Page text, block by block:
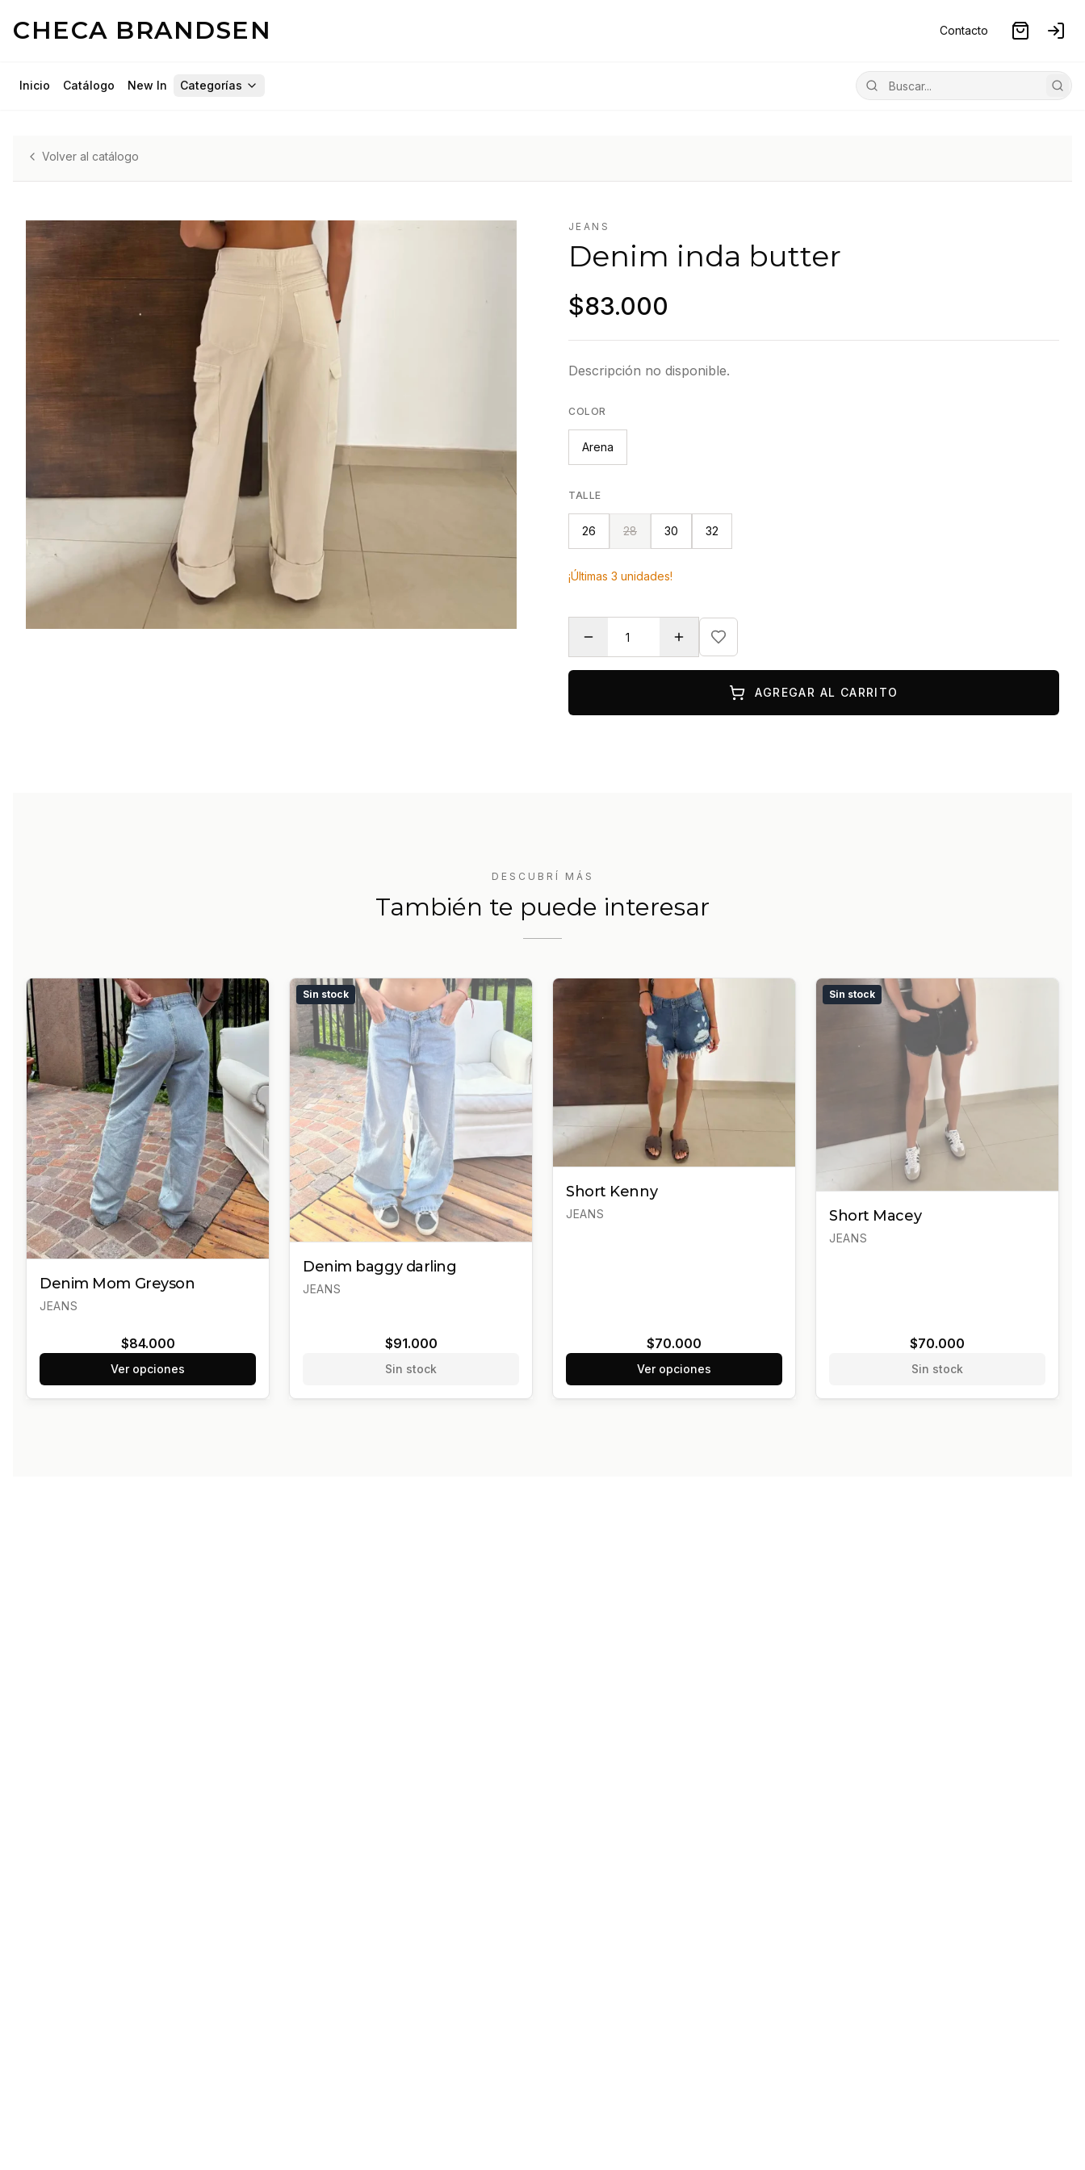
CHECA BRANDSEN Contacto
Inicio Catálogo New In Categorías
Volver al catálogo
JEANS
Denim inda butter
$83.000
Descripción no disponible.
COLOR
Arena
TALLE
26 28 30 32
¡Últimas 3 unidades!
AGREGAR AL CARRITO
DESCUBRÍ MÁS
También te puede interesar
Denim Mom Greyson
JEANS
$84.000
Ver opciones
Sin stock
Denim baggy darling
JEANS
$91.000
Sin stock
Short Kenny
JEANS
$70.000
Ver opciones
Sin stock
Short Macey
JEANS
$70.000
Sin stock